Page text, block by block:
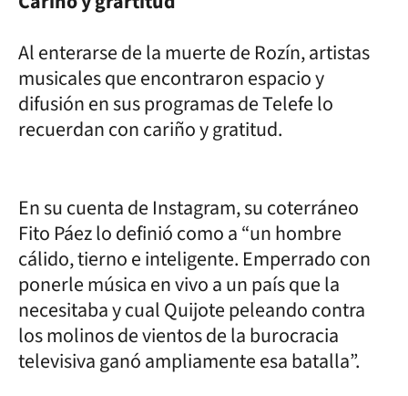
Al enterarse de la muerte de Rozín, artistas
musicales que encontraron espacio y
difusión en sus programas de Telefe lo
recuerdan con cariño y gratitud.
En su cuenta de Instagram, su coterráneo
Fito Páez lo definió como a “un hombre
cálido, tierno e inteligente. Emperrado con
ponerle música en vivo a un país que la
necesitaba y cual Quijote peleando contra
los molinos de vientos de la burocracia
televisiva ganó ampliamente esa batalla”.